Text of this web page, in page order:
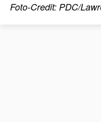
Foto-Credit: PDC/